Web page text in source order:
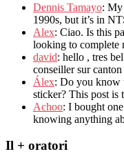
Dennis Tamayo: My
1990s, but it’s in
Alex: Ciao. Is this
looking to complete
david: hello , tres
conseiller sur canton
Álex: Do you know
sticker? This post is
Achoo: I bought
knowing anything
Il + oratori